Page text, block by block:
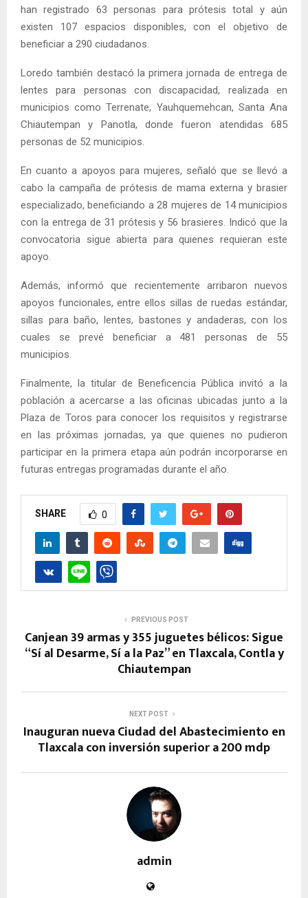
han registrado 63 personas para prótesis total y aún
existen 107 espacios disponibles, con el objetivo de
beneficiar a 290 ciudadanos.
Loredo también destacó la primera jornada de entrega de
lentes para personas con discapacidad, realizada en
municipios como Terrenate, Yauhquemehcan, Santa Ana
Chiautempan y Panotla, donde fueron atendidas 685
personas de 52 municipios.
En cuanto a apoyos para mujeres, señaló que se llevó a
cabo la campaña de prótesis de mama externa y brasier
especializado, beneficiando a 28 mujeres de 14 municipios
con la entrega de 31 prótesis y 56 brasieres. Indicó que la
convocatoria sigue abierta para quienes requieran este
apoyo.
Además, informó que recientemente arribaron nuevos
apoyos funcionales, entre ellos sillas de ruedas estándar,
sillas para baño, lentes, bastones y andaderas, con los
cuales se prevé beneficiar a 481 personas de 55
municipios.
Finalmente, la titular de Beneficencia Pública invitó a la
población a acercarse a las oficinas ubicadas junto a la
Plaza de Toros para conocer los requisitos y registrarse
en las próximas jornadas, ya que quienes no pudieron
participar en la primera etapa aún podrán incorporarse en
futuras entregas programadas durante el año.
SHARE 0
PREVIOUS POST
Canjean 39 armas y 355 juguetes bélicos: Sigue
“Sí al Desarme, Sí a la Paz” en Tlaxcala, Contla y
Chiautempan
NEXT POST
Inauguran nueva Ciudad del Abastecimiento en
Tlaxcala con inversión superior a 200 mdp
admin